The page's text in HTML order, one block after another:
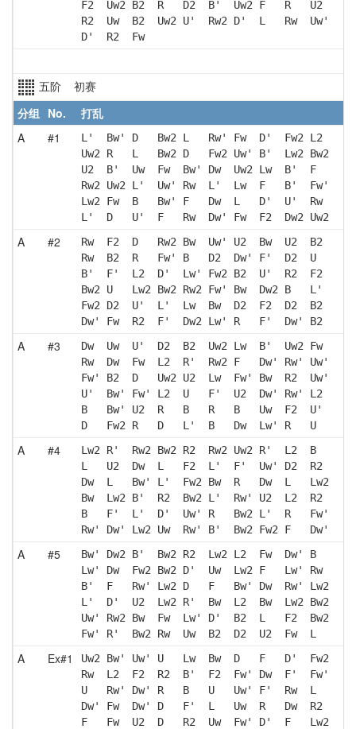
F2  Uw2 B2  R   D2  B'  Uw2 F   R   U2
R2  Uw  B2  Uw2 U'  Rw2 D'  L   Rw  Uw'
D'  R2  Fw
五阶 初赛
分组 No.
打乱
A
#1
L'  Bw' D   Bw2 L   Rw' Fw  D'  Fw2 L2
Uw2 R   L   Bw2 D   Fw2 Uw' B'  Lw2 Bw2
U2  B'  Uw  Fw  Bw' Dw  Uw2 Lw  B'  F
Rw2 Uw2 L'  Uw' Rw  L'  Lw  F   B'  Fw'
Lw2 Fw  B   Bw' F   Dw  L   D'  U'  Rw
L'  D   U'  F   Rw  Dw' Fw  F2  Dw2 Uw2
A #2
Rw  F2  D   Rw2 Bw  Uw' U2  Bw  U2  B2
Rw  B2  R   Fw' B   D2  Dw' F'  D2  U
B'  F'  L2  D'  Lw' Fw2 B2  U'  R2  F2
Bw2 U   Lw2 Bw2 Rw2 Fw' Bw  Dw2 B   L'
Fw2 D2  U'  L'  Lw  Bw  D2  F2  D2  B2
Dw' Fw  R2  F'  Dw2 Lw' R   F'  Dw' B2
A #3
Dw  Uw  U'  D2  B2  Uw2 Lw  B'  Uw2 Fw
Rw  Dw  Fw  L2  R'  Rw2 F   Dw' Rw' Uw'
Fw' B2  D   Uw2 U2  Lw  Fw' Bw  R2  Uw'
U'  Bw' Fw' L2  U   F'  U2  Dw' Rw' L2
B   Bw' U2  R   B   R   B   Uw  F2  U'
D   Fw2 R   D   L'  B   Dw  Lw' R   U
A #4
Lw2 R'  Rw2 Bw2 R2  Rw2 Uw2 R'  L2  B
L   U2  Dw  L   F2  L'  F'  Uw' D2  R2
Dw  L   Bw' L'  Fw2 Bw  R   Dw  L   Lw2
Bw  Lw2 B'  R2  Bw2 L'  Rw' U2  L2  R2
B   F'  L'  D'  Uw' R   Bw2 L'  R   Fw'
Rw' Dw' Lw2 Uw  Rw' B'  Bw2 Fw2 F   Dw'
A #5
Bw' Dw2 B'  Bw2 R2  Lw2 L2  Fw  Dw' B
Lw' Dw  Fw2 Bw2 D'  Uw  Lw2 F   Lw' Rw
B'  F   Rw' Lw2 D   F   Bw' Dw  Rw' Lw2
L'  D'  U2  Lw2 R'  Bw  L2  Bw  Lw2 Bw2
Uw' Rw2 Bw  Fw  Lw' D'  B2  L   F2  Bw2
Fw' R'  Bw2 Rw  Uw  B2  D2  U2  Fw  L
A Ex#1
Uw2 Bw' Uw' U   Lw  Bw  D   F   D'  Fw2
Rw  L2  F2  R2  B'  F2  Fw' Dw  F'  Fw'
U   Rw' Dw' R   B   U   Uw' F'  Rw  L
Dw' Fw  Dw' D   F'  L   Uw  R   Dw  R2
F   Fw  U2  D   R2  Uw  Fw' D'  F   Lw2